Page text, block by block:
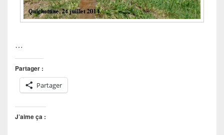
…
Partager :
Partager
J’aime ça :